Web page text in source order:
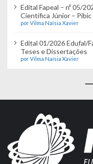
Edital Fapeal – nº 05/
Científica Júnior – Pibic
por Vilma Naísia Xavier
Edital 01/2026 Edufal/
Teses e Dissertações
por Vilma Naísia Xavier